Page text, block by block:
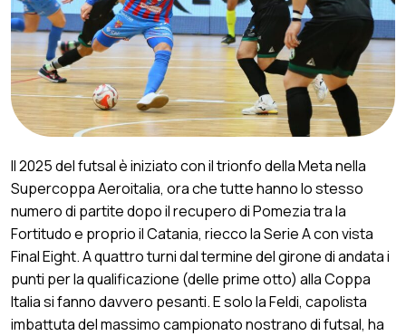
Il 2025 del futsal è iniziato con il trionfo della Meta nella
Supercoppa Aeroitalia, ora che tutte hanno lo stesso
numero di partite dopo il recupero di Pomezia tra la
Fortitudo e proprio il Catania, riecco la Serie A con vista
Final Eight. A quattro turni dal termine del girone di andata i
punti per la qualificazione (delle prime otto) alla Coppa
Italia si fanno davvero pesanti. E solo la Feldi, capolista
imbattuta del massimo campionato nostrano di futsal, ha